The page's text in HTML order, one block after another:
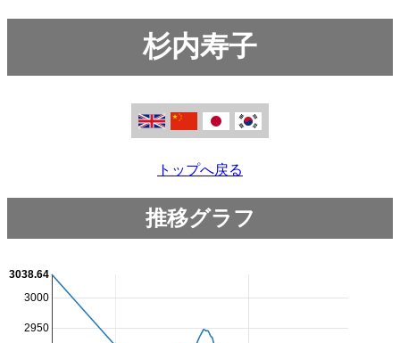
杉内寿子
トップへ戻る
推移グラフ
2950
3000
3038.64